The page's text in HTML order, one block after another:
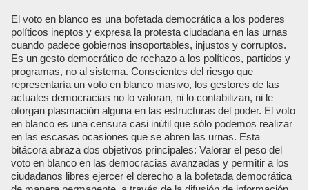
El voto en blanco es una bofetada democrática a los poderes
políticos ineptos y expresa la protesta ciudadana en las urnas
cuando padece gobiernos insoportables, injustos y corruptos.
Es un gesto democrático de rechazo a los políticos, partidos y
programas, no al sistema. Conscientes del riesgo que
representaría un voto en blanco masivo, los gestores de las
actuales democracias no lo valoran, ni lo contabilizan, ni le
otorgan plasmación alguna en las estructuras del poder. El voto
en blanco es una censura casi inútil que sólo podemos realizar
en las escasas ocasiones que se abren las urnas. Esta
bitácora abraza dos objetivos principales: Valorar el peso del
voto en blanco en las democracias avanzadas y permitir a los
ciudadanos libres ejercer el derecho a la bofetada democrática